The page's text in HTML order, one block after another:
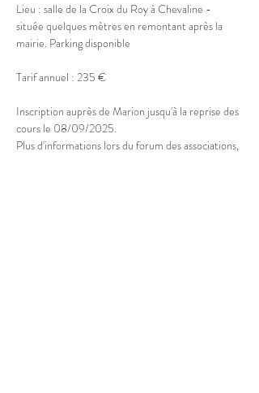
Lieu : salle de la Croix du Roy à Chevaline -
située quelques mètres en remontant après la
mairie. Parking disponible
Tarif annuel : 235 €
Inscription auprès de Marion jusqu'à la reprise des
cours le 08/09/2025.
Plus d'informations lors du forum des associations,